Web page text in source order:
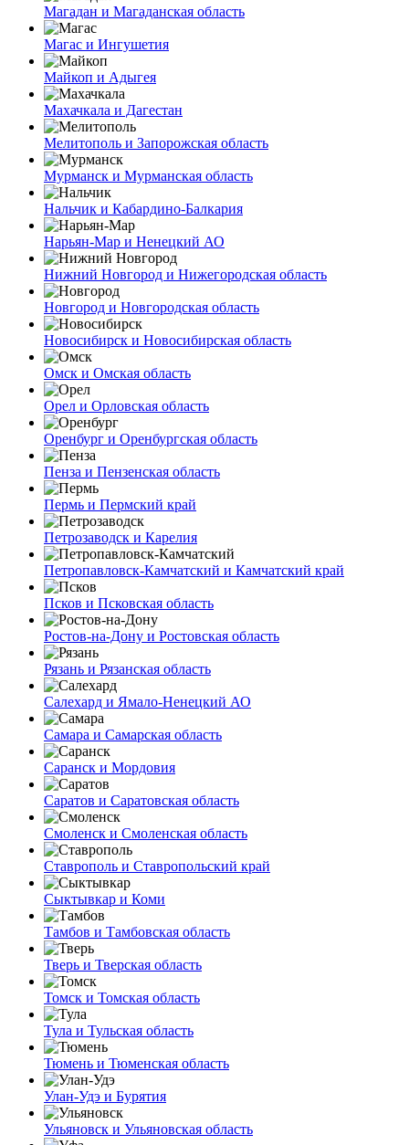
Магадан и Магаданская область
Магас и Ингушетия
Майкоп и Адыгея
Махачкала и Дагестан
Мелитополь и Запорожская область
Мурманск и Мурманская область
Нальчик и Кабардино-Балкария
Нарьян-Мар и Ненецкий АО
Нижний Новгород и Нижегородская область
Новгород и Новгородская область
Новосибирск и Новосибирская область
Омск и Омская область
Орел и Орловская область
Оренбург и Оренбургская область
Пенза и Пензенская область
Пермь и Пермский край
Петрозаводск и Карелия
Петропавловск-Камчатский и Камчатский край
Псков и Псковская область
Ростов-на-Дону и Ростовская область
Рязань и Рязанская область
Салехард и Ямало-Ненецкий АО
Самара и Самарская область
Саранск и Мордовия
Саратов и Саратовская область
Смоленск и Смоленская область
Ставрополь и Ставропольский край
Сыктывкар и Коми
Тамбов и Тамбовская область
Тверь и Тверская область
Томск и Томская область
Тула и Тульская область
Тюмень и Тюменская область
Улан-Удэ и Бурятия
Ульяновск и Ульяновская область